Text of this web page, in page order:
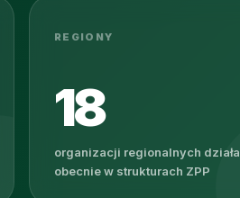
REGIONY
18
organizacji regionalnych działa
obecnie w strukturach ZPP